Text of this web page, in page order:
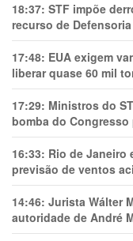
18:37: STF impõe
recurso de
17:48: EUA exigem
liberar quase 60 mil
17:29: Ministros do
bomba do
16:33: Rio de Janeiro
previsão de ventos
14:46: Jurista Wálter
autoridade de André